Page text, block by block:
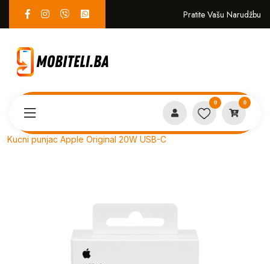
Pratite Vašu Narudžbu
0 0
Kucni punjac Apple Original 20W USB-C